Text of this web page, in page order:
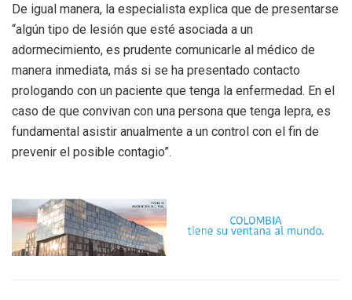
De igual manera, la especialista explica que de presentarse
“algún tipo de lesión que esté asociada a un
adormecimiento, es prudente comunicarle al médico de
manera inmediata, más si se ha presentado contacto
prologando con un paciente que tenga la enfermedad. En el
caso de que convivan con una persona que tenga lepra, es
fundamental asistir anualmente a un control con el fin de
prevenir el posible contagio”.